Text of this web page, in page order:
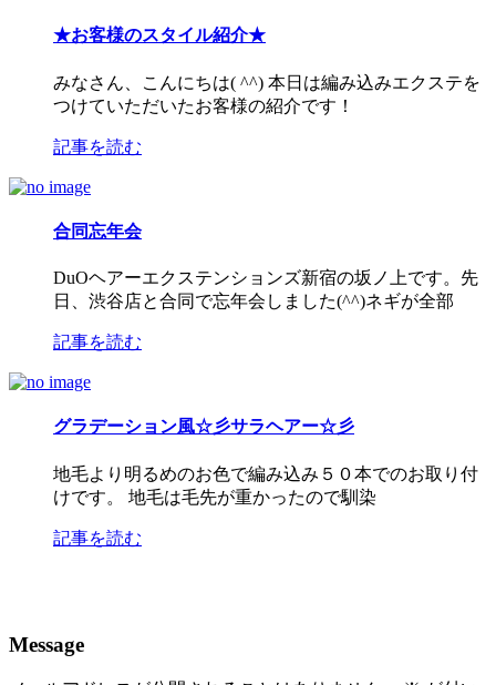
★お客様のスタイル紹介★
みなさん、こんにちは( ^^) 本日は編み込みエクステを
つけていただいたお客様の紹介です！
記事を読む
合同忘年会
DuOヘアーエクステンションズ新宿の坂ノ上です。先
日、渋谷店と合同で忘年会しました(^^)ネギが全部
記事を読む
グラデーション風☆彡サラヘアー☆彡
地毛より明るめのお色で編み込み５０本でのお取り付
けです。 地毛は毛先が重かったので馴染
記事を読む
Message